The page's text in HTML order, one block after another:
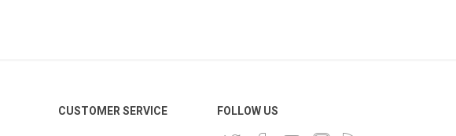
CUSTOMER SERVICE FOLLOW US